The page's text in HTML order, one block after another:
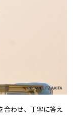
合わせ、丁寧に答え